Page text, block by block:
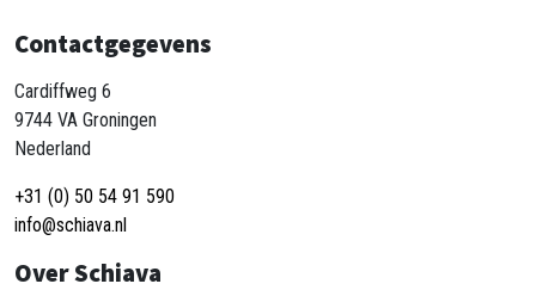
Contactgegevens
Cardiffweg 6
9744 VA Groningen
Nederland
+31 (0) 50 54 91 590
info@schiava.nl
Over Schiava